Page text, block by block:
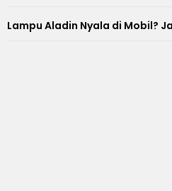
Lampu Aladin Nyala di Mobil?